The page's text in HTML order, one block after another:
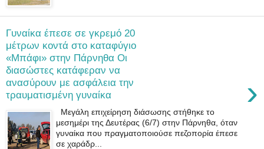
Γυναίκα έπεσε σε γκρεμό 20
μέτρων κοντά στο καταφύγιο
«Μπάφι» στην Πάρνηθα Οι
διασώστες κατάφεραν να
ανασύρουν με ασφάλεια την
τραυματισμένη γυναίκα
›
Μεγάλη επιχείρηση διάσωσης στήθηκε το
μεσημέρι της Δευτέρας (6/7) στην Πάρνηθα, όταν
γυναίκα που πραγματοποιούσε πεζοπορία έπεσε
σε χαράδρ...